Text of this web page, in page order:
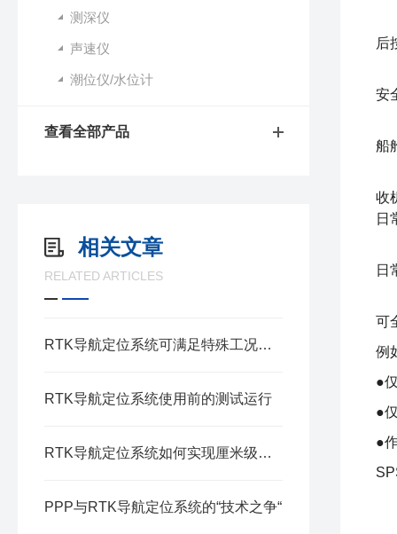
测深仪
声速仪
潮位仪/水位计
查看全部产品
相关文章
RELATED ARTICLES
RTK导航定位系统可满足特殊工况要求
RTK导航定位系统使用前的测试运行
RTK导航定位系统如何实现厘米级定位？
PPP与RTK导航定位系统的“技术之争“
后
安
船
收
日
日
可
例
●
●
●